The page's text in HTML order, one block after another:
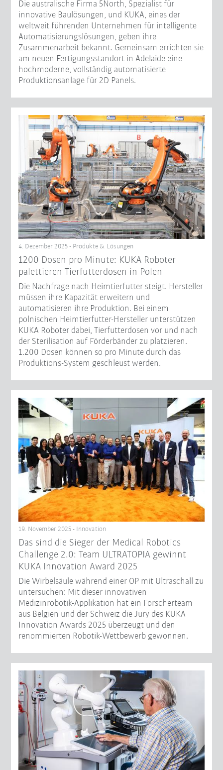
Die australische Firma 5North, Spezialist für
innovative Baulösungen, und KUKA, eines der
weltweit führenden Unternehmen für intelligente
Automatisierungslösungen, geben ihre
Zusammenarbeit bekannt. Gemeinsam errichten sie
am neuen Fertigungsstandort in Adelaide eine
hochmoderne, vollständig automatisierte
Produktionsanlage für 2D Panels.
4. Dezember 2025 - Produkte & Lösungen
1200 Dosen pro Minute: KUKA Roboter
palettieren Tierfutterdosen in Polen
Die Nachfrage nach Heimtierfutter steigt. Hersteller
müssen ihre Kapazität erweitern und
automatisieren ihre Produktion. Bei einem
polnischen Heimtierfutter-Hersteller unterstützen
KUKA Roboter dabei, Tierfutterdosen vor und nach
der Sterilisation auf Förderbänder zu platzieren.
1.200 Dosen können so pro Minute durch das
Produktions-System geschleust werden.
19. November 2025 - Innovation
Das sind die Sieger der Medical Robotics
Challenge 2.0: Team ULTRATOPIA gewinnt
KUKA Innovation Award 2025
Die Wirbelsäule während einer OP mit Ultraschall zu
untersuchen: Mit dieser innovativen
Medizinrobotik-Applikation hat ein Forscherteam
aus Belgien und der Schweiz die Jury des KUKA
Innovation Awards 2025 überzeugt und den
renommierten Robotik-Wettbewerb gewonnen.